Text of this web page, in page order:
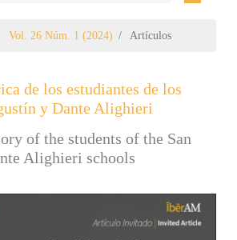
Vol. 26 Núm. 1 (2024) Artículos
de los estudiantes de los
y Dante Alighieri
of the students of the San
Alighieri schools